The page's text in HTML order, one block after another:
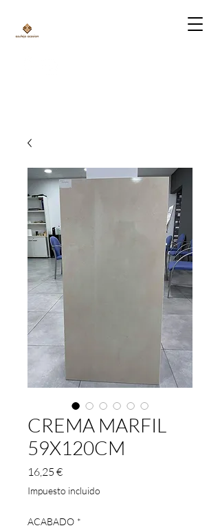
CREMA MARFIL
59X120CM
16,25 €Precio
Impuesto incluido
ACABADO *